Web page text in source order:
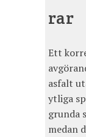
rar
Ett
asfalt
ytliga
grunda
medan